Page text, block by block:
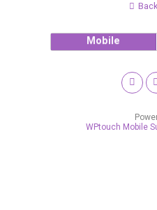
Mobile
WPtouch Mobile